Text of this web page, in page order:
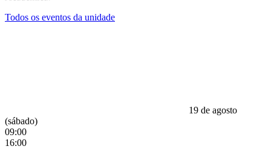
Todos os eventos da unidade
19 de agosto
(sábado)
09:00
16:00